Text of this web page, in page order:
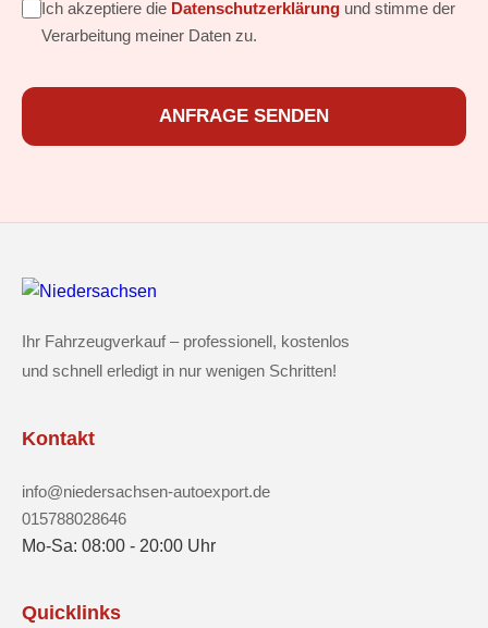
Ich akzeptiere die Datenschutzerklärung und stimme der
Verarbeitung meiner Daten zu.
ANFRAGE SENDEN
Ihr Fahrzeugverkauf – professionell, kostenlos
und schnell erledigt in nur wenigen Schritten!
Kontakt
info@niedersachsen-autoexport.de
015788028646
Mo-Sa: 08:00 - 20:00 Uhr
Quicklinks